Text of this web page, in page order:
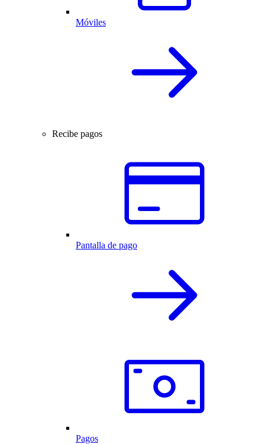
Móviles
Recibe pagos
Pantalla de pago
Pagos